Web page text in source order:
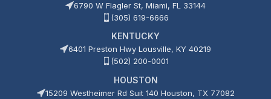
6790 W Flagler St, Miami, FL 33144
(305) 619-6666
KENTUCKY
6401 Preston Hwy Lousville, KY 40219
(502) 200-0001
HOUSTON
15209 Westheimer Rd Suit 140 Houston, TX 77082